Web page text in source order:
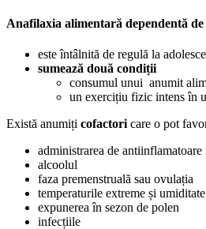
Anafilaxia alimentară dependentă
este întâlnită de regulă la
sumează două condiții
consumul unui anumit
un exercițiu fizic intens în
Există anumiți cofactori care o pot
administrarea de antiinflamatoare
alcoolul
faza premenstruală sau ovulația
temperaturile extreme și
expunerea în sezon de polen
infecțiile